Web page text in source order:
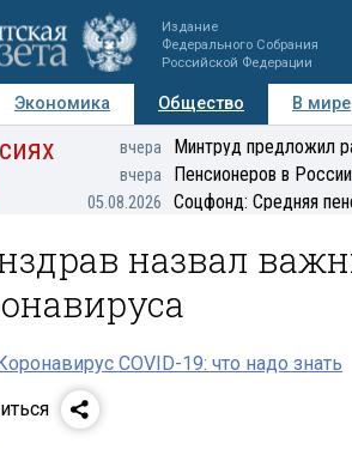
Издание
Федерального Собрания
Российской Федерации
Экономика Общество В мире
Персоны Мнения Регионы
вчера Минтруд предложил
вчера Пенсионеров в
05.08.2026 Соцфонд: Средняя
назвал
COVID-19: что надо знать